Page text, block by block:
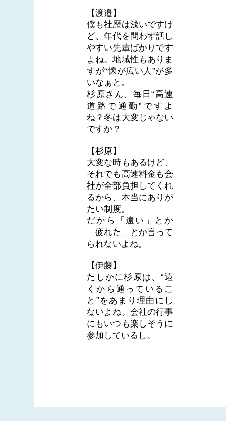
【渡邉】
僕も社歴は浅いですけ
ど、年代を問わず話し
やすい先輩ばかりです
よね。地域性もありま
すが“懐が広い人”が多
いなぁと。
杉原さん、毎日“高速
道路で通勤”ですよ
ね？冬は大変じゃない
ですか？
【杉原】
大変な時もあるけど、
それでも高速料金も会
社が全部負担してくれ
るから、本当にありが
たい制度。
だから「遠い」とか
「疲れた」とか言って
られないよね。
【伊藤】
たしかに杉原は、“遠
くから通っているこ
と”をあまり理由にし
ないよね。会社の行事
にもいつも楽しそうに
参加しているし。